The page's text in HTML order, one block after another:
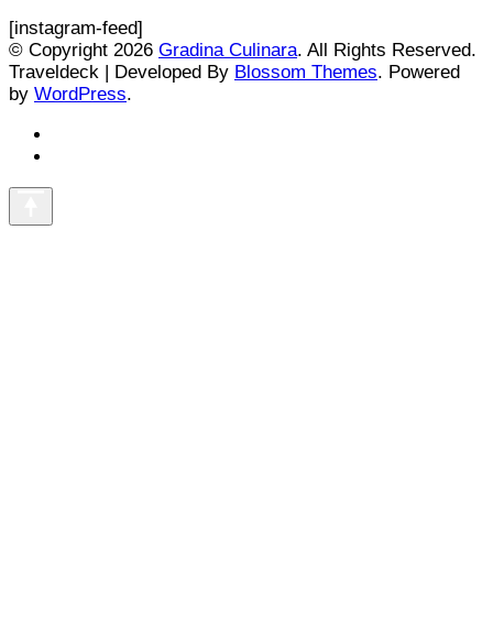
[instagram-feed]
© Copyright 2026 Gradina Culinara. All Rights Reserved.
Traveldeck | Developed By Blossom Themes. Powered
by WordPress.